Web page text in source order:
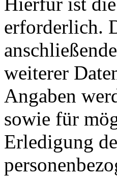
erforderlich.
weiterer
Angaben
sowie für
Erledigung